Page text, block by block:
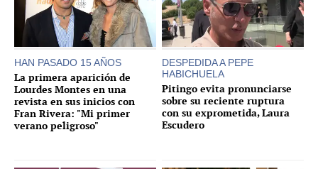
HAN PASADO 15 AÑOS
La primera aparición de
Lourdes Montes en una
revista en sus inicios con
Fran Rivera: "Mi primer
verano peligroso"
DESPEDIDA A PEPE
HABICHUELA
Pitingo evita pronunciarse
sobre su reciente ruptura
con su exprometida, Laura
Escudero